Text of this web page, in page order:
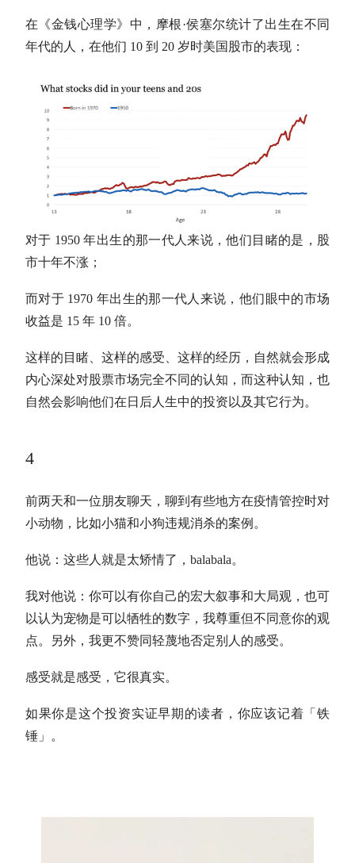
在《金钱心理学》中，摩根·侯塞尔统计了出生在不同
年代的人，在他们 10 到 20 岁时美国股市的表现：
对于 1950 年出生的那一代人来说，他们目睹的是，股
市十年不涨；
而对于 1970 年出生的那一代人来说，他们眼中的市场
收益是 15 年 10 倍。
这样的目睹、这样的感受、这样的经历，自然就会形成
内心深处对股票市场完全不同的认知，而这种认知，也
自然会影响他们在日后人生中的投资以及其它行为。
4
前两天和一位朋友聊天，聊到有些地方在疫情管控时对
小动物，比如小猫和小狗违规消杀的案例。
他说：这些人就是太矫情了，balabala。
我对他说：你可以有你自己的宏大叙事和大局观，也可
以认为宠物是可以牺牲的数字，我尊重但不同意你的观
点。另外，我更不赞同轻蔑地否定别人的感受。
感受就是感受，它很真实。
如果你是这个投资实证早期的读者，你应该记着「铁
锤」。